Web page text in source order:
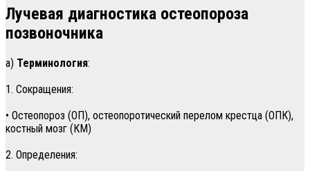
Лучевая диагностика остеопороза
позвоночника
а) Терминология:
1. Сокращения:
• Остеопороз (ОП), остеопоротический перелом крестца (ОПК),
костный мозг (КМ)
2. Определения: